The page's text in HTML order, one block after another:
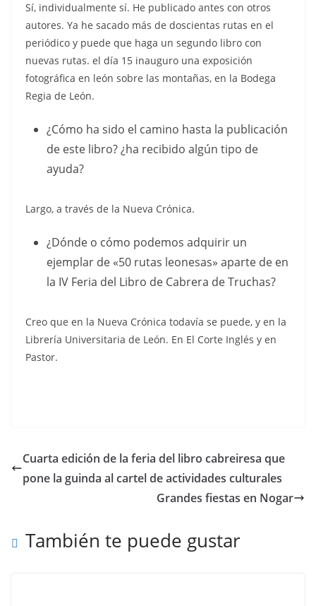
Sí, individualmente sí. He publicado antes con otros
autores. Ya he sacado más de doscientas rutas en el
periódico y puede que haga un segundo libro con
nuevas rutas. el día 15 inauguro una exposición
fotográfica en león sobre las montañas, en la Bodega
Regia de León.
¿Cómo ha sido el camino hasta la publicación
de este libro? ¿ha recibido algún tipo de
ayuda?
Largo, a través de la Nueva Crónica.
¿Dónde o cómo podemos adquirir un
ejemplar de «50 rutas leonesas» aparte de en
la IV Feria del Libro de Cabrera de Truchas?
Creo que en la Nueva Crónica todavía se puede, y en la
Librería Universitaria de León. En El Corte Inglés y en
Pastor.
Cuarta edición de la feria del libro cabreiresa que
pone la guinda al cartel de actividades culturales
Grandes fiestas en Nogar
También te puede gustar